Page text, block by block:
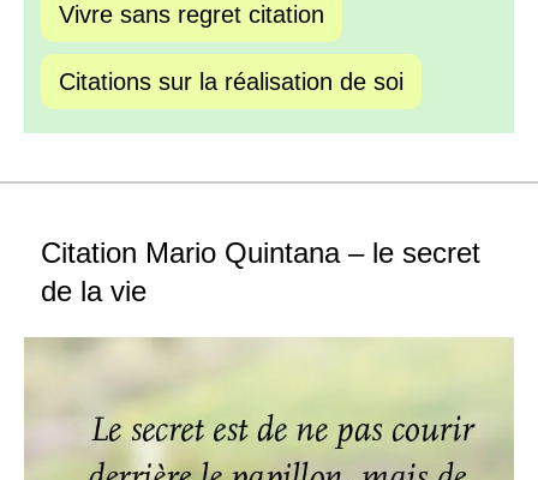
Vivre sans regret citation
Citations sur la réalisation de soi
Citation Mario Quintana – le secret
de la vie